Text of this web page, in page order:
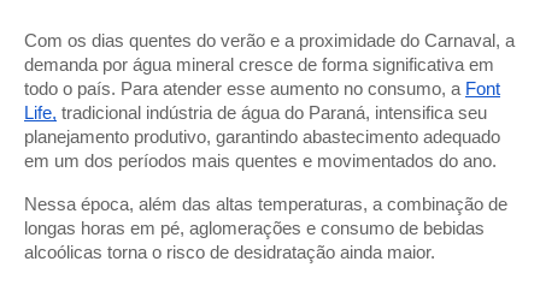
Com os dias quentes do verão e a proximidade do Carnaval, a
demanda por água mineral cresce de forma significativa em
todo o país. Para atender esse aumento no consumo, a Font
Life, tradicional indústria de água do Paraná, intensifica seu
planejamento produtivo, garantindo abastecimento adequado
em um dos períodos mais quentes e movimentados do ano.
Nessa época, além das altas temperaturas, a combinação de
longas horas em pé, aglomerações e consumo de bebidas
alcoólicas torna o risco de desidratação ainda maior.